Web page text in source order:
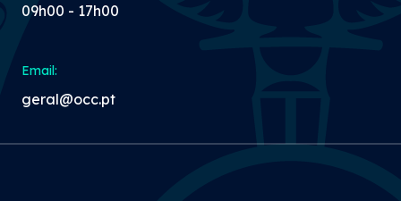
09h00 - 17h00
Email:
geral@occ.pt